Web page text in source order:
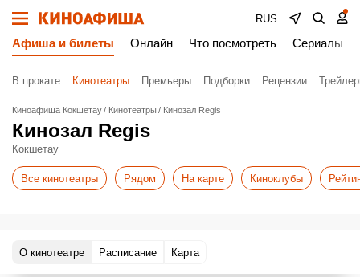
RUS
Афиша и билеты Онлайн Что посмотреть Сериалы
В прокате Кинотеатры Премьеры Подборки Рецензии
Киноафиша Кокшетау Кинотеатры Кинозал Regis
Кинозал Regis
Кокшетау
Все кинотеатры Рядом На карте Киноклубы
О кинотеатре Расписание Карта